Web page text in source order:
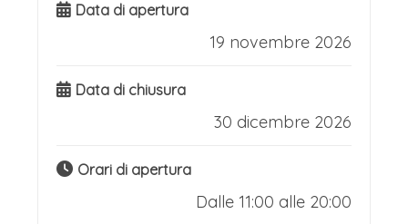
Data di apertura
19 novembre 2026
Data di chiusura
30 dicembre 2026
Orari di apertura
Dalle 11:00 alle 20:00